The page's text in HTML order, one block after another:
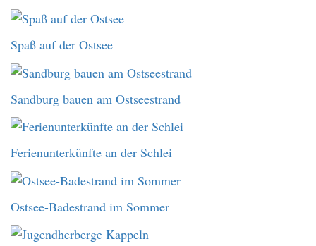
Spaß auf der Ostsee
Sandburg bauen am Ostseestrand
Ferienunterkünfte an der Schlei
Ostsee-Badestrand im Sommer